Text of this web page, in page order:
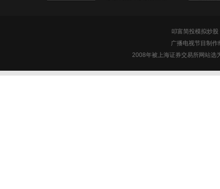
叩富简投模拟炒
广播电视节目制
2008年被上海证券交易所网站选